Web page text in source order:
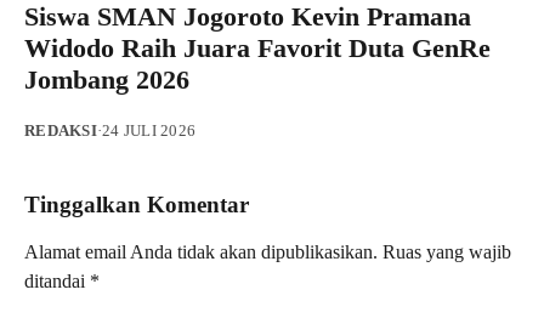
Siswa SMAN Jogoroto Kevin Pramana
Widodo Raih Juara Favorit Duta GenRe
Jombang 2026
REDAKSI·24 JULI 2026
Tinggalkan Komentar
Alamat email Anda tidak akan dipublikasikan. Ruas yang wajib
ditandai *